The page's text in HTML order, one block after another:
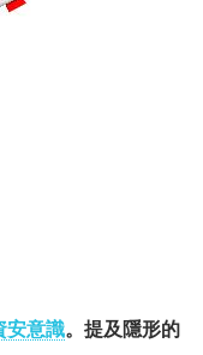
安意識。提及隱形的